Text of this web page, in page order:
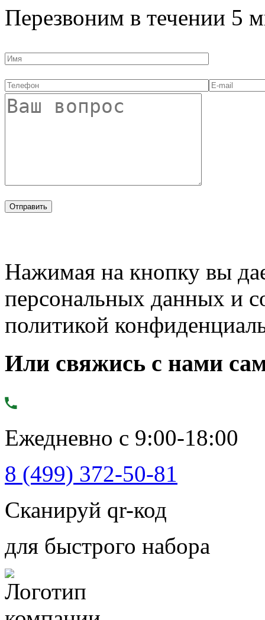
Перезвоним в течении 5
Нажимая на кнопку вы
персональных данных и
политикой
Или свяжись с нами
Ежедневно с 9:00-18:00
8 (499) 372-50-81
Сканируй qr-код
для быстрого набора